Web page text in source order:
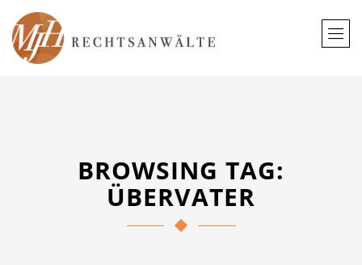
BROWSING TAG:
ÜBERVATER